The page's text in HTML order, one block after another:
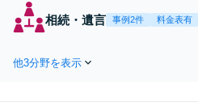
相続・遺言 事例2件 料金表有
他3分野を表示